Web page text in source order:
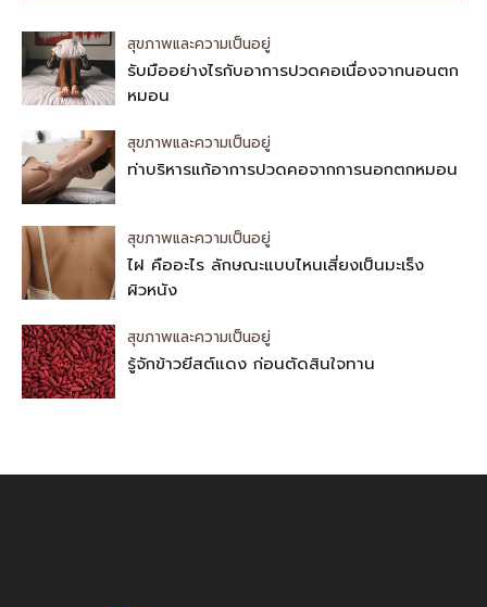
สุขภาพและความเป็นอยู่
รับมืออย่างไรกับอาการปวดคอเนื่องจากนอนตก
หมอน
สุขภาพและความเป็นอยู่
ท่าบริหารแก้อาการปวดคอจากการนอกตกหมอน
สุขภาพและความเป็นอยู่
ไฝ คืออะไร ลักษณะแบบไหนเสี่ยงเป็นมะเร็ง
ผิวหนัง
สุขภาพและความเป็นอยู่
รู้จักข้าวยีสต์แดง ก่อนตัดสินใจทาน